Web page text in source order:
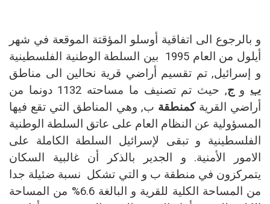
و بالرجوع الى اتفاقية أوسلو المؤقتة الموقعة في شهر
أيلول من العام 1995 بين السلطة الوطنية الفلسطينية
و إسرائيل, تم تقسيم أراضي قرية نحالين الى مناطق
ب و ج
, حيث تم تصنيف ما مساحته 1132 دونما من
أراضي القريةكمنطقة ب, وهي المناطق التي تقع فيها
المسؤولية عن النظام العام على عاتق السلطة الوطنية
الفلسطينية و تبقى لإسرائيل السلطة الكاملة على
الامور الأمنية. و الجدير بالذكر أن غالبية السكان
يتمركزون في منطقة ب و التي تشكل نسبة ضئيلة جدا
من المساحة الكلية للقرية و البالغة 6.6% من المساحة